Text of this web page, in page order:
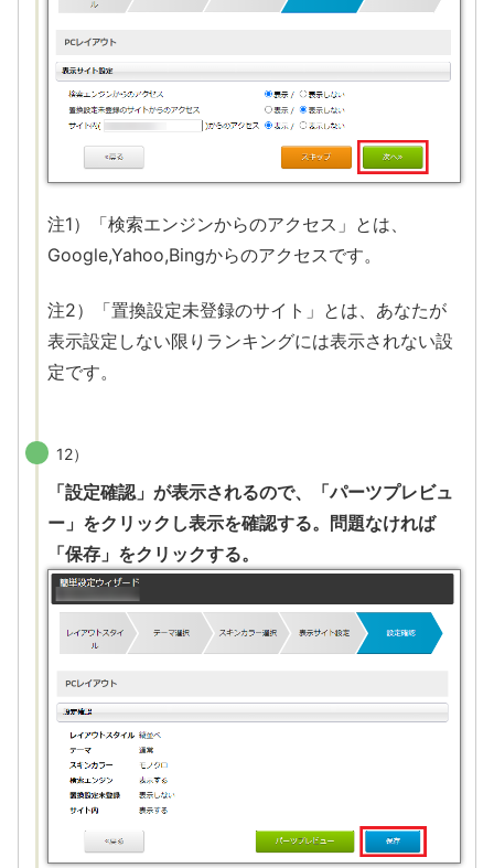
注1）「検索エンジンからのアクセス」とは、
Google,Yahoo,Bingからのアクセスです。
注2）「置換設定未登録のサイト」とは、あなたが
表示設定しない限りランキングには表示されない設
定です。
12）
「設定確認」が表示されるので、「パーツプレビュ
ー」をクリックし表示を確認する。問題なければ
「保存」をクリックする。